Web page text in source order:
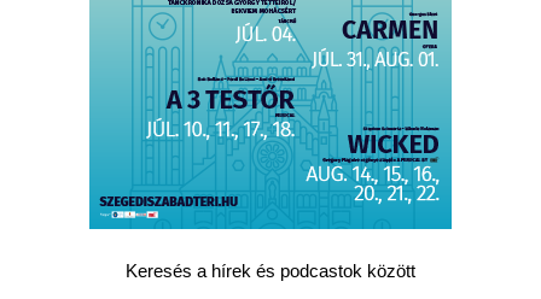
Keresés a hírek és podcastok között